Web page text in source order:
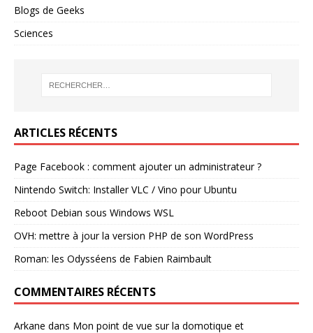
Blogs de Geeks
Sciences
ARTICLES RÉCENTS
Page Facebook : comment ajouter un administrateur ?
Nintendo Switch: Installer VLC / Vino pour Ubuntu
Reboot Debian sous Windows WSL
OVH: mettre à jour la version PHP de son WordPress
Roman: les Odysséens de Fabien Raimbault
COMMENTAIRES RÉCENTS
Arkane dans Mon point de vue sur la domotique et